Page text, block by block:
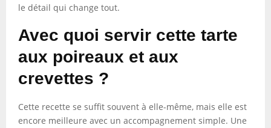
le détail qui change tout.
Avec quoi servir cette tarte
aux poireaux et aux
crevettes ?
Cette recette se suffit souvent à elle-même, mais elle est
encore meilleure avec un accompagnement simple. Une